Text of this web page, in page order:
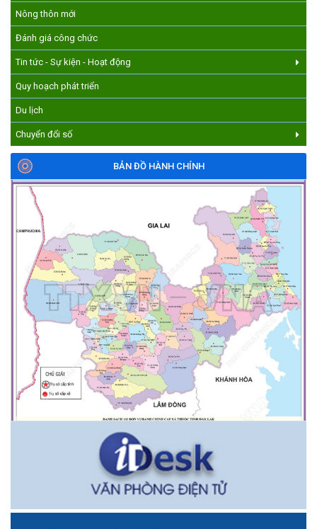
Nông thôn mới
Đánh giá công chức
Tin tức - Sự kiện - Hoạt động
Quy hoạch phát triển
Du lịch
Chuyển đổi số
BẢN ĐỒ HÀNH CHÍNH
DÂN VIỆT NAM!
(17/07/2026)